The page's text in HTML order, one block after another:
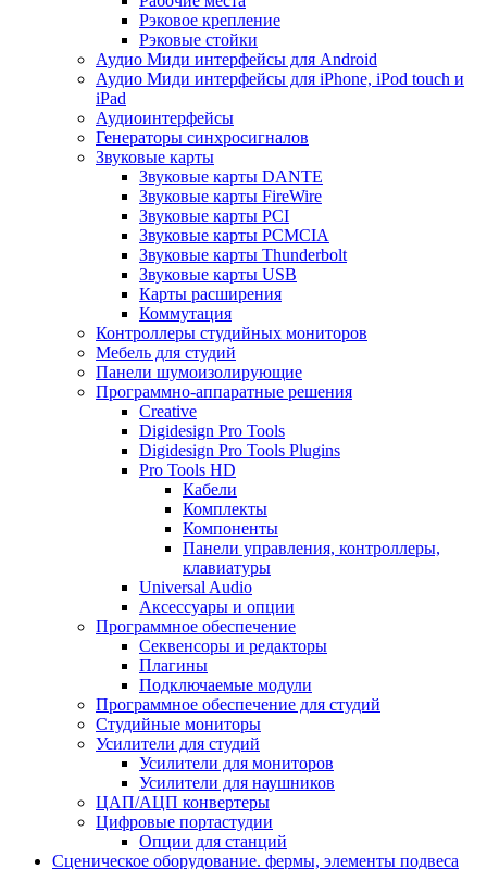
Рэковое крепление
Рэковые стойки
Аудио Миди интерфейсы для Android
Аудио Миди интерфейсы для iPhone, iPod touch и
iPad
Аудиоинтерфейсы
Генераторы синхросигналов
Звуковые карты
Звуковые карты DANTE
Звуковые карты FireWire
Звуковые карты PCI
Звуковые карты PCMCIA
Звуковые карты Thunderbolt
Звуковые карты USB
Карты расширения
Коммутация
Контроллеры студийных мониторов
Мебель для студий
Панели шумоизолирующие
Программно-аппаратные решения
Creative
Digidesign Pro Tools
Digidesign Pro Tools Plugins
Pro Tools HD
Кабели
Комплекты
Компоненты
Панели управления, контроллеры,
клавиатуры
Universal Audio
Аксессуары и опции
Программное обеспечение
Cеквенсоры и редакторы
Плагины
Подключаемые модули
Программное обеспечение для студий
Студийные мониторы
Усилители для студий
Усилители для мониторов
Усилители для наушников
ЦАП/АЦП конвертеры
Цифровые портастудии
Опции для станций
Сценическое оборудование. фермы, элементы подвеса